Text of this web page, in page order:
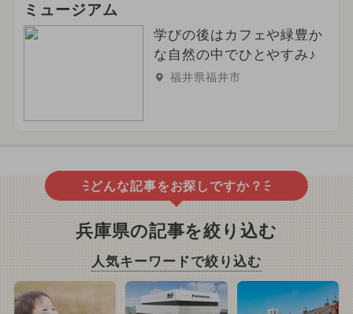
ミュージアム
学びの後はカフェや緑豊か
な自然の中でひとやすみ♪
福井県福井市
どんな記事をお探しですか？
兵庫県の記事を絞り込む
人気キーワードで絞り込む